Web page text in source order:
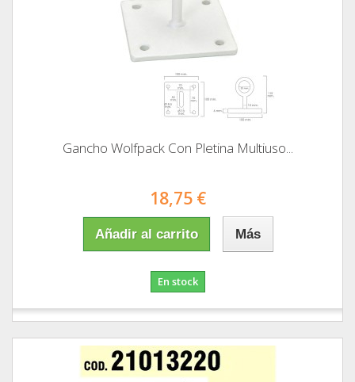
Gancho Wolfpack Con Pletina Multiuso...
18,75 €
Añadir al carrito Más
En stock